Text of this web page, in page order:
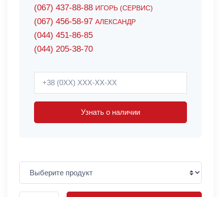
(067) 437-88-88 ИГОРЬ (СЕРВИС)
(067) 456-58-97 АЛЕКСАНДР
(044) 451-86-85
(044) 205-38-70
Узнать о наличии